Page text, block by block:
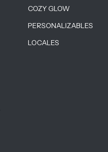
COZY GLOW
PERSONALIZABLES
LOCALES